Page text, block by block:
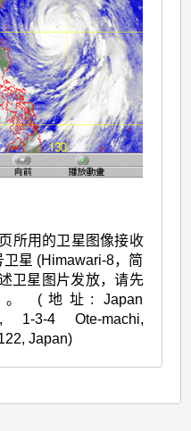
所用的卫星图像接收
星 (Himawari-8，简
卫星图片发放，请先
(地址: Japan
1-3-4 Ote-machi,
Japan)